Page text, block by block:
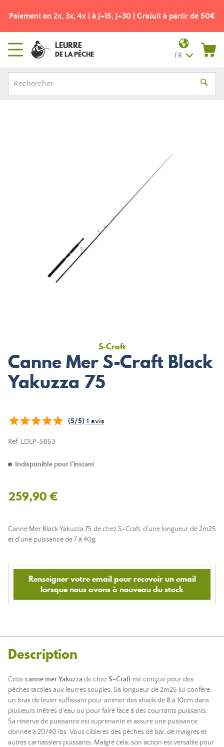
Paiement en 2x, 3x, 4x | à J+15, J+30 | Gratuit à partir de 50€
LEURRE
DE LA PÊCHE FR
S-Craft
Canne Mer S-Craft Black
Yakuzza 75
(5/5) 1 avis
Ref. LDLP-5853
Indisponible pour l'instant
259,90 €
Canne Mer Black Yakuzza 75 de chez S-Craft, d'une longueur de 2m25
et d'une puissance de 7 à 40g.
Renseigner votre email pour recevoir un email
lorsque nous avons à nouveau du stock
Description
Cettecanne mer Yakuzza de chezS-Craftété conçue pour des
pêches tactiles aux leurres souples. Sa longueur de 2m25 lui confère
un bras de levier suffissant pour animer des shads de 8 à 10cm dans
plusieurs mètres d'eau ou pour faire face à des courrants puissants.
Sa réserve de puissance est suprenante et assure une puissance
donnée à 20/40 lbs. Vous ciblerez des pêches de bar, de maigres et
autres carnassiers puissants. Malgré cela, son action est versatile pour